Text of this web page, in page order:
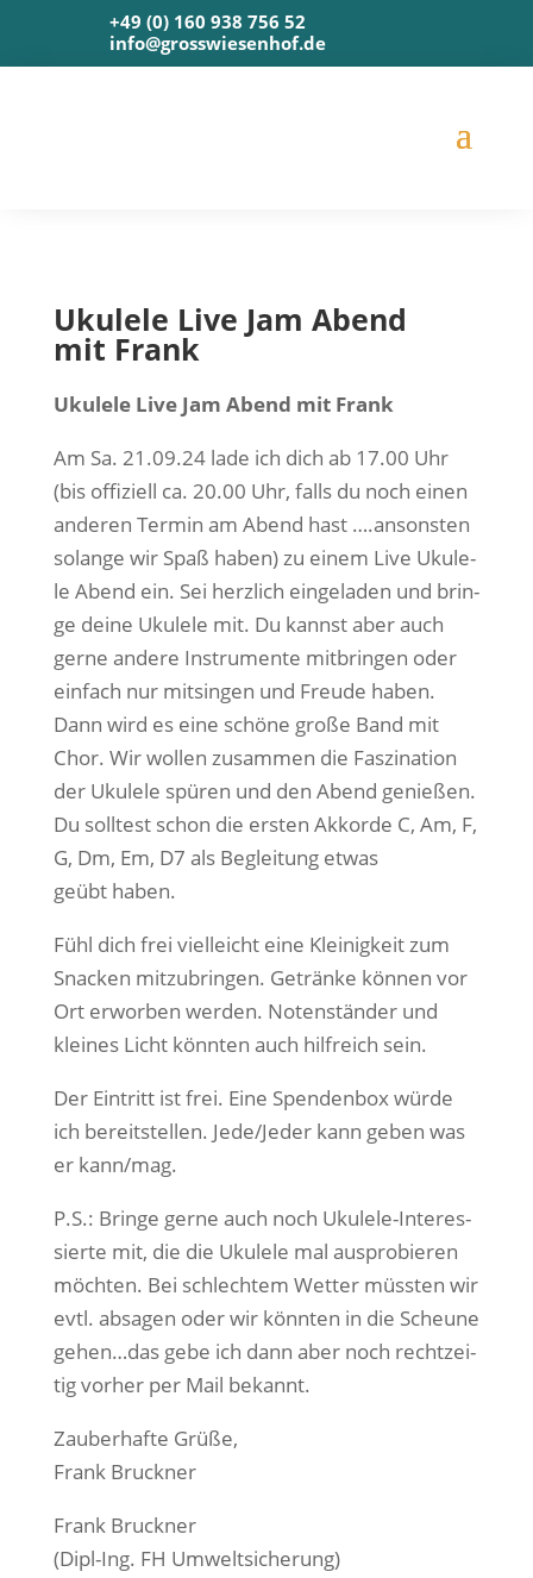
+49 (0) 160 938 756 52
info@grosswiesenhof.de
Uku­le­le Live Jam Abend
mit Frank
Uku­le­le Live Jam Abend mit Frank
Am Sa. 21.09.24 lade ich dich ab 17.00 Uhr
(bis offi­zi­ell ca. 20.00 Uhr, falls du noch einen
ande­ren Ter­min am Abend hast ….ansons­ten
solan­ge wir Spaß haben) zu einem Live Uku­le­
le Abend ein. Sei herz­lich ein­ge­la­den und brin­
ge dei­ne Uku­le­le mit. Du kannst aber auch
ger­ne ande­re Instru­men­te mit­brin­gen oder
ein­fach nur mit­sin­gen und Freu­de haben.
Dann wird es eine schö­ne gro­ße Band mit
Chor. Wir wol­len zusam­men die Fas­zi­na­ti­on
der Uku­le­le spü­ren und den Abend genie­ßen.
Du soll­test schon die ers­ten Akkor­de C, Am, F,
G, Dm, Em, D7 als Beglei­tung etwas
geübt haben.
Fühl dich frei viel­leicht eine Klei­nig­keit zum
Sna­cken mit­zu­brin­gen. Geträn­ke kön­nen vor
Ort erwor­ben wer­den. Noten­stän­der und
klei­nes Licht könn­ten auch hilf­reich sein.
Der Ein­tritt ist frei. Eine Spen­den­box wür­de
ich bereit­stel­len. Jede/Jeder kann geben was
er kann/mag.
P.S.: Brin­ge ger­ne auch noch Uku­le­le-Inter­es­
sier­te mit, die die Uku­le­le mal aus­pro­bie­ren
möch­ten. Bei schlech­tem Wet­ter müss­ten wir
evtl. absa­gen oder wir könn­ten in die Scheu­ne
gehen…das gebe ich dann aber noch recht­zei­
tig vor­her per Mail bekannt.
Zau­ber­haf­te Grüße,
Frank Bruckner
Frank Bruck­ner
(Dipl-Ing. FH Umweltsicherung)